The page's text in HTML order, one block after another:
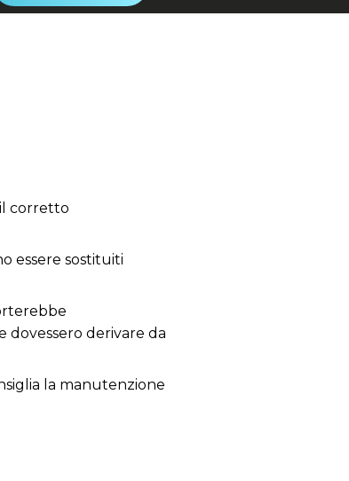
corretto
essere sostituiti
dovessero derivare da
la manutenzione